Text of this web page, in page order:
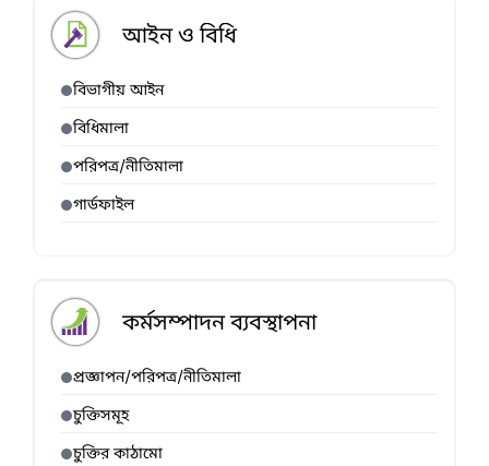
আইন ও বিধি
বিভাগীয় আইন
বিধিমালা
পরিপত্র/নীতিমালা
গার্ডফাইল
কর্মসম্পাদন ব্যবস্থাপনা
প্রজ্ঞাপন/পরিপত্র/নীতিমালা
চুক্তিসমূহ
চুক্তির কাঠামো